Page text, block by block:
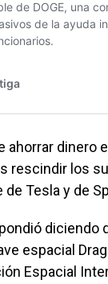
ahorrar
rescindir los
de Tesla y de
diciendo
espacial
Espacial